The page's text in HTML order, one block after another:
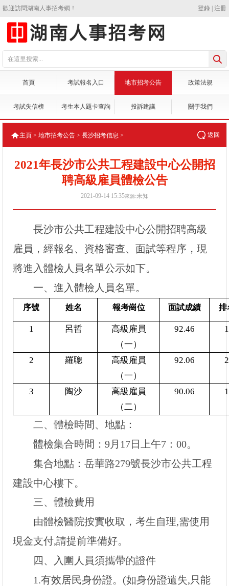
歡迎訪問湖南人事招考網！ 登錄 注冊
首頁 考試報名入口 地市招考公告 政策法規
考試失信榜 考生本人題卡查詢 投訴建議 關于我們
返回
主頁 >地市招考公告 >長沙招考信息 >
2021年長沙市公共工程建設中心公開招
聘高級雇員體檢公告
2021-09-14 15:35來源:未知
長沙市公共工程建設中心公開招聘高級
雇員 ，經報名、資格審查、面試等程序，現
將進入體檢人員名單公示如下。
一、進入體檢人員名單。
序號 姓名 報考崗位 面試成績 排
1 呂哲
高級雇員
（一）
92.46 1
2 羅聰
高級雇員
（一）
92.06 2
3 陶沙
高級雇員
（二）
90.06 1
二、體檢時間、地點：
體檢集合時間：9月17日上午7：00。
集合地點：岳華路279號長沙市公共工程
建設中心樓下。
三、體檢費用
由體檢醫院按實收取，考生自理,需使用
現金支付,請提前準備好。
四、入圍人員須攜帶的證件
1.有效居民身份證。(如身份證遺失,只能